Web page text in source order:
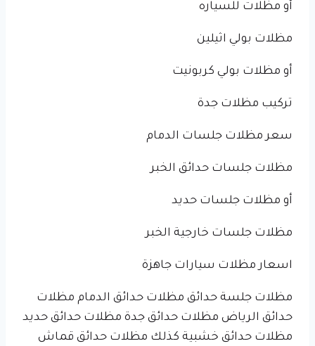
أو مظلات للسياره
مظلات بولي اثيلين
أو مظلات بولي كربونيت
تركيب مظلات جدة
سعر مظلات جلسات الدمام
مظلات جلسات حدائق الخبر
أو مظلات جلسات حديد
مظلات جلسات خارجية الخبر
اسعار مظلات سيارات جاهزة
مظلات جلسة حدائق مظلات حدائق الدمام مظلات
حدائق الرياض مظلات حدائق جدة مظلات حدائق حديد
مظلات حدائق خشبية كذلك مظلات حدائق قماش